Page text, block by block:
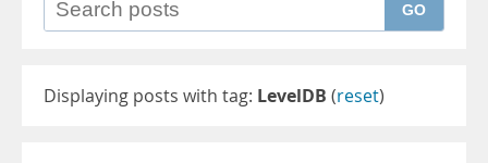
GO
Displaying posts with tag: LevelDB (reset)